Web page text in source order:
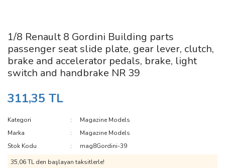
1/8 Renault 8 Gordini Building parts
passenger seat slide plate, gear lever, clutch,
brake and accelerator pedals, brake, light
switch and handbrake NR 39
311,35 TL
Kategori
Magazine Models
Marka
Magazine Models
Stok Kodu
mag8Gordini-39
35,06 TL den başlayan taksitlerle!